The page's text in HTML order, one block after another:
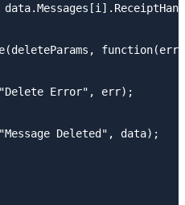
Error", err);
Deleted", data);